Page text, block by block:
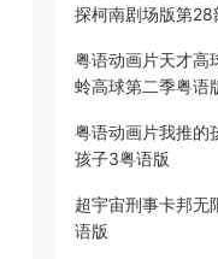
探柯南剧场版第
粤语动画片天才高
蛉高球第二季粤语
粤语动画片我推的
孩子3粤语版
超宇宙刑事卡邦无
语版